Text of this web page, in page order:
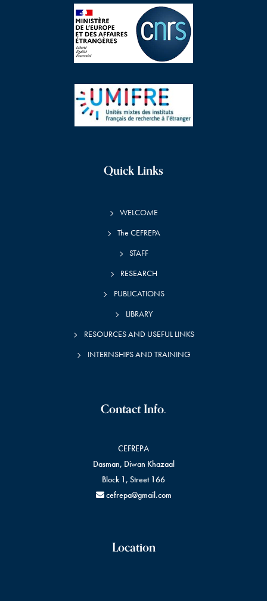
Quick Links
WELCOME
The CEFREPA
STAFF
RESEARCH
PUBLICATIONS
LIBRARY
RESOURCES AND USEFUL LINKS
INTERNSHIPS AND TRAINING
Contact Info.
CEFREPA
Dasman, Diwan Khazaal
Block 1, Street 166
cefrepa@gmail.com
Location